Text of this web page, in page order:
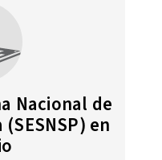
Nacional de
en